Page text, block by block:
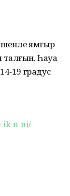
ямғыр
талғын. Һауа
19 градус
ik-n-ni/